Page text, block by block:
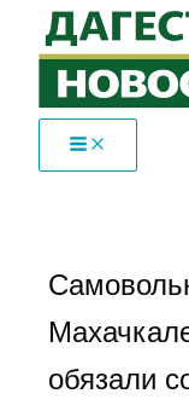
Перейти
содержимому
обязали